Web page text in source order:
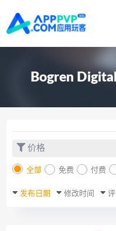
Bogren
价格
全部 免费 付费
发布日期 修改时间